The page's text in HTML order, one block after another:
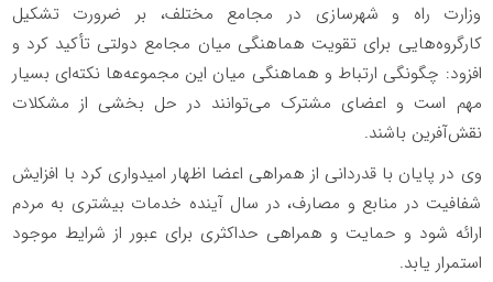
وزارت راه و شهرسازی در مجامع مختلف، بر ضرورت تشکیل
کارگروه‌هایی برای تقویت هماهنگی میان مجامع دولتی تأکید کرد و
افزود: چگونگی ارتباط و هماهنگی میان این مجموعه‌ها نکته‌ای بسیار
مهم است و اعضای مشترک می‌توانند در حل بخشی از مشکلات
نقش‌آفرین باشند.
وی در پایان با قدردانی از همراهی اعضا اظهار امیدواری کرد با افزایش
شفافیت در منابع و مصارف، در سال آینده خدمات بیشتری به مردم
ارائه شود و حمایت و همراهی حداکثری برای عبور از شرایط موجود
استمرار یابد.